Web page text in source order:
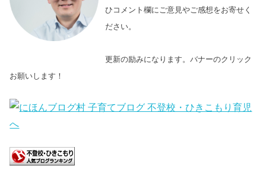
ひコメント欄にご意見やご感想をお寄せく
ださい。
更新の励みになります。バナーのクリック
お願いします！